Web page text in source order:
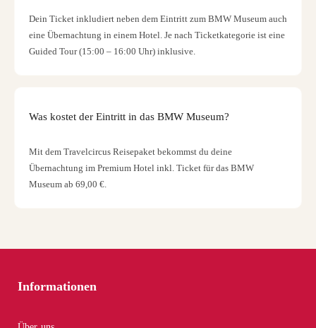
Dein Ticket inkludiert neben dem Eintritt zum BMW Museum auch
eine Übernachtung in einem Hotel. Je nach Ticketkategorie ist eine
Guided Tour (15:00 – 16:00 Uhr) inklusive.
Was kostet der Eintritt in das BMW Museum?
Mit dem Travelcircus Reisepaket bekommst du deine
Übernachtung im Premium Hotel inkl. Ticket für das BMW
Museum ab 69,00 €.
Informationen